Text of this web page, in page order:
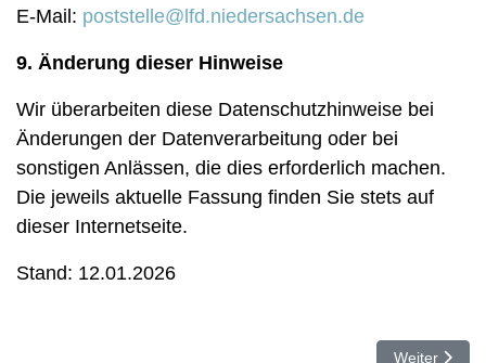
E-Mail: poststelle@lfd.niedersachsen.de
9. Änderung dieser Hinweise
Wir überarbeiten diese Datenschutzhinweise bei
Änderungen der Datenverarbeitung oder bei
sonstigen Anlässen, die dies erforderlich machen.
Die jeweils aktuelle Fassung finden Sie stets auf
dieser Internetseite.
Stand: 12.01.2026
Nächster
Weiter